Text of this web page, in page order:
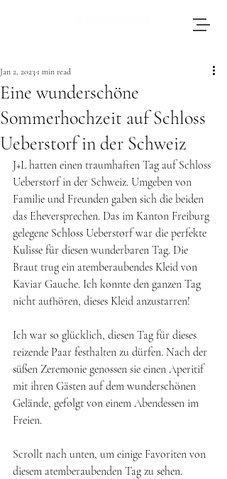
photographer based in Switzerland, adores
journeying throughout Europe to photograph
Eine wunderschöne
Sommerhochzeit auf Schloss
Ueberstorf in der Schweiz
Jan 2, 2023 1 min read
J+L hatten einen traumhaften Tag auf Schloss
Ueberstorf in der Schweiz. Umgeben von
Familie und Freunden gaben sich die beiden
das Eheversprechen. Das im Kanton Freiburg
gelegene Schloss Ueberstorf war die perfekte
Kulisse für diesen wunderbaren Tag. Die
Braut trug ein atemberaubendes Kleid von
Kaviar Gauche. Ich konnte den ganzen Tag
nicht aufhören, dieses Kleid anzustarren!
Ich war so glücklich, diesen Tag für dieses
reizende Paar festhalten zu dürfen. Nach der
süßen Zeremonie genossen sie einen Aperitif
mit ihren Gästen auf dem wunderschönen
Gelände, gefolgt von einem Abendessen im
Freien.
Scrollt nach unten, um einige Favoriten von
diesem atemberaubenden Tag zu sehen.